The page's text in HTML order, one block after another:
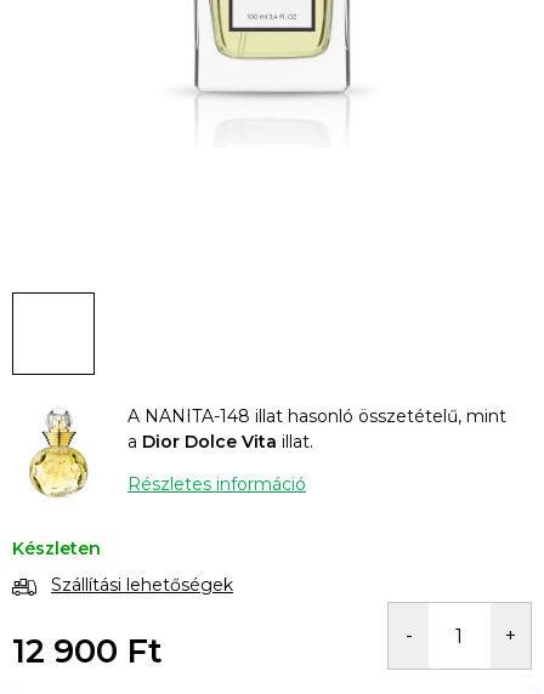
A NANITA-148 illat hasonló összetételű, mint
a Dior Dolce Vita illat.
Részletes információ
Készleten
Szállítási lehetőségek
12 900 Ft